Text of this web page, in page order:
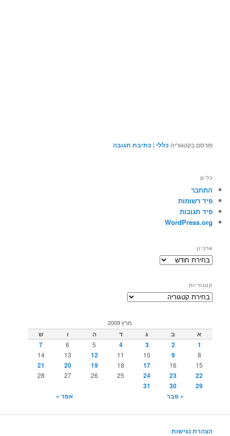
פורסם בקטגוריה כללי | כתיבת תגובה
כלים
התחבר
פיד רשומות
פיד תגובות
WordPress.org
ארכיון
ארכיון
קטגוריות
קטגוריות
מרץ 2009
א ב ג ד ה ו
ש
1
2
3
4
5
6
7
8
9
10
11
12
13
14
15
16
17
18
19
20
21
22
23
24
25
26
27
28
29
30
31
« פבר
אפר »
הצהרת נגישות